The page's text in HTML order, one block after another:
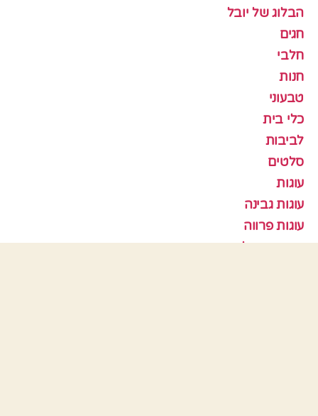
הבלוג של יובל
חגים
חלבי
חנות
טבעוני
כלי בית
לביבות
סלטים
עוגות
עוגות גבינה
עוגות פרווה
עוגות שוקולד